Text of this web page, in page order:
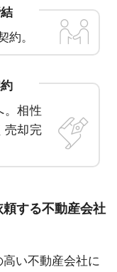
約。
。相性
売却完
する不動産会社
い不動産会社に